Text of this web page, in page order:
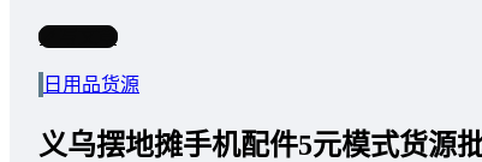
写文章
日用品货源
义乌摆地摊手机配件5元模式货源